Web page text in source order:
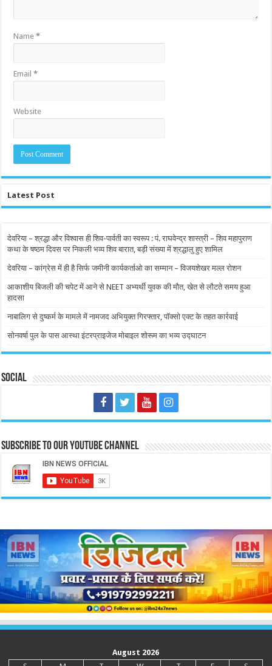
Name*
Email*
Website
Latest Post
देवरिया – श्रद्धा और विश्वास ही शिव-पार्वती का स्वरूप : पं. राघवेन्द्र शास्त्री – शिव महापुराण
कथा के षष्ठम दिवस पर निकली भव्य शिव बारात, बड़ी संख्या में श्रद्धालु हुए शामिल
देवरिया – कांग्रेस में ही है सिर्फ जमीनी कार्यकर्ताओ का सम्मान – विजयशेखर मल्ल रोशन
आकाशीय बिजली की चपेट में आने से NEET अभ्यर्थी युवक की मौत, खेत से लौटते समय हुआ
हादसा
नाबालिग से दुष्कर्म के मामले में नामजद अभियुक्त गिरफ्तार, पॉक्सो एक्ट के तहत कार्रवाई
सोनवर्षा पुल के पास आस्था इंटरप्राइजेज मोबाइल शोरूम का भव्य उद्घाटन
Social
Subscribe to our Youtube Channel
August 2026